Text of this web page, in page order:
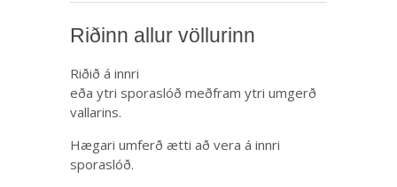
Riðinn allur völlurinn
Riðið á innri
eða ytri sporaslóð meðfram ytri umgerð
vallarins.
Hægari umferð ætti að vera á innri
sporaslóð.